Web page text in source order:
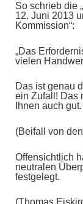
So schrieb die
12. Juni 2013
Kommission“:
„Das
vielen
Das ist genau
ein Zufall! Das
Ihnen auch gut.
(Beifall von
Offensichtlich
neutralen
festgelegt.